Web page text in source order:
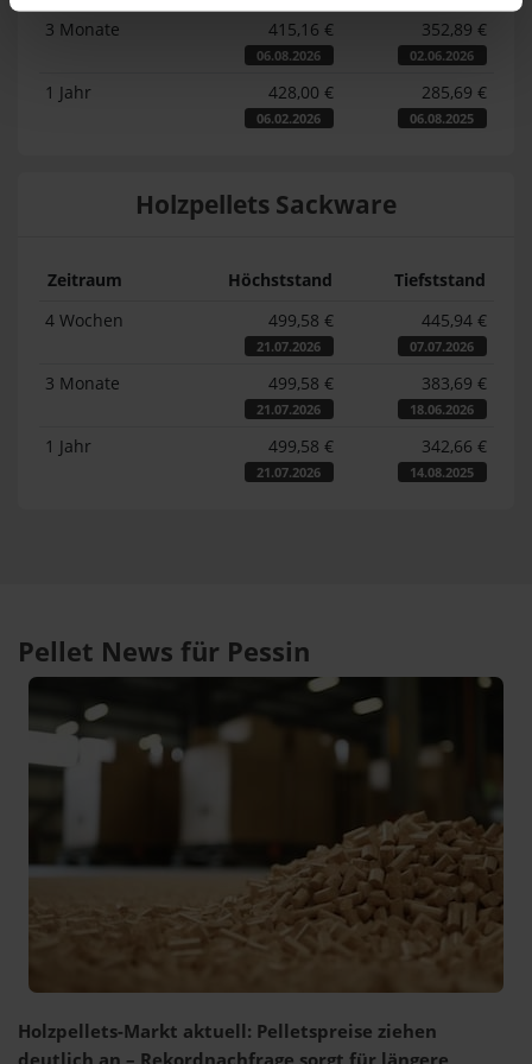
3 Monate 415,16 €
06.08.2026
352,89 €
02.06.2026
1 Jahr 428,00 €
06.02.2026
285,69 €
06.08.2025
Holzpellets Sackware
Zeitraum Höchststand
Tiefststand
4 Wochen
499,58 €
21.07.2026
445,94 €
07.07.2026
3 Monate 499,58 €
21.07.2026
383,69 €
18.06.2026
1 Jahr 499,58 €
21.07.2026
342,66 €
14.08.2025
Pellet News für Pessin
Holzpellets-Markt aktuell: Pelletspreise ziehen